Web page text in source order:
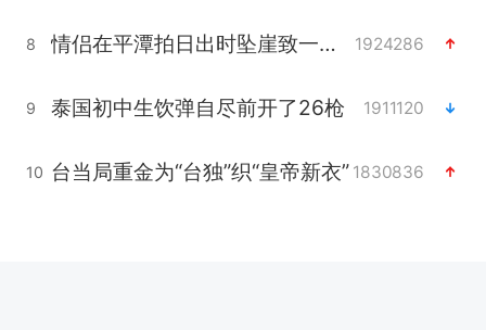
8 情侣在平潭拍日出时坠崖致一死一伤 1924286
9 泰国初中生饮弹自尽前开了26枪 1911120
10 台当局重金为“台独”织“皇帝新衣” 1830836